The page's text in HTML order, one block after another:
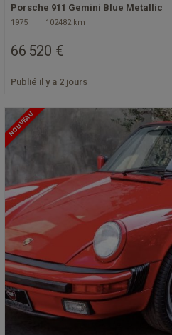
Porsche 911 Gemini Blue Metallic
1975 102482 km
66 520 €
Publié il y a 2 jours
NOUVEAU